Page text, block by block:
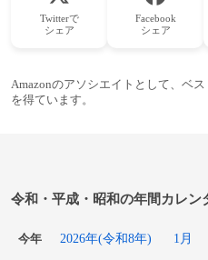
Twitterで
シェア
Facebook
シェア
Amazonのアソシエイトとして、ベ
を得ています。
令和・平成・昭和の年間カレン
今年 2026年(令和8年) 1月